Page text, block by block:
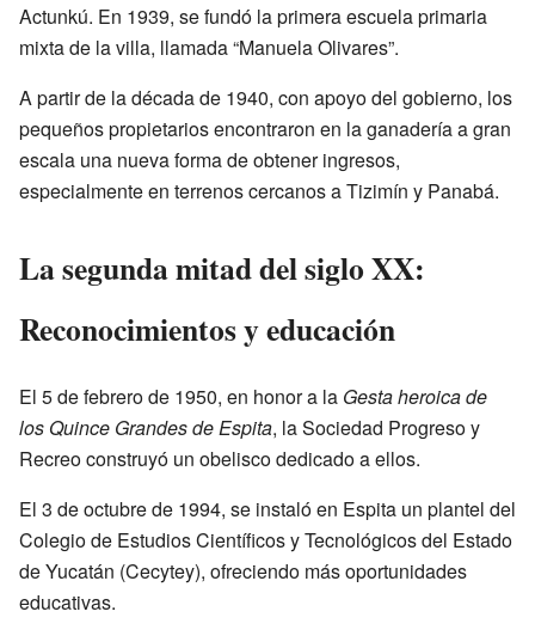
Actunkú. En 1939, se fundó la primera escuela primaria
mixta de la villa, llamada “Manuela Olivares”.
A partir de la década de 1940, con apoyo del gobierno, los
pequeños propietarios encontraron en la ganadería a gran
escala una nueva forma de obtener ingresos,
especialmente en terrenos cercanos a Tizimín y Panabá.
La segunda mitad del siglo XX:
Reconocimientos y educación
El 5 de febrero de 1950, en honor a la Gesta heroica de
los Quince Grandes de Espita, la Sociedad Progreso y
Recreo construyó un obelisco dedicado a ellos.
El 3 de octubre de 1994, se instaló en Espita un plantel del
Colegio de Estudios Científicos y Tecnológicos del Estado
de Yucatán (Cecytey), ofreciendo más oportunidades
educativas.